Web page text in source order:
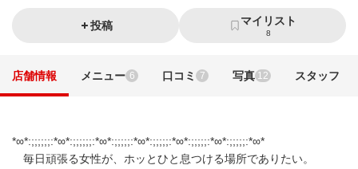
投稿 マイリスト
8
店舗情報 メニュー 6 口コミ 7 写真 12 スタッフ
*∞*:;;;;;;:*∞*:;;;;;;:*∞*:;;;;;:*∞*:;;;;;:*∞*:;;;;;:*∞*:;;;;;:*∞*
毎日頑張る女性が、ホッとひと息つける場所でありたい。